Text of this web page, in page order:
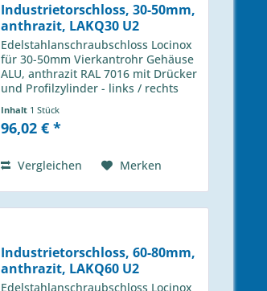
Industrietorschloss, 30-50mm,
anthrazit, LAKQ30 U2
Edelstahlanschraubschloss Locinox
für 30-50mm Vierkantrohr Gehäuse
ALU, anthrazit RAL 7016 mit Drücker
und Profilzylinder - links / rechts
1-touriger Schließbolzen mit 25mm
Hub - Riegelverstellung bis 20mm...
Inhalt 1 Stück
96,02 € *
Vergleichen Merken
Industrietorschloss, 60-80mm,
anthrazit, LAKQ60 U2
Edelstahlanschraubschloss Locinox